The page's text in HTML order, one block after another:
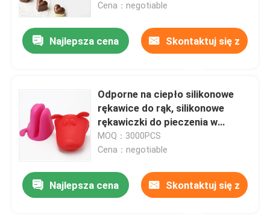
Cena：negotiable
Najlepsza cena Skontaktuj się z
Odporne na ciepło silikonowe
rękawice do rąk, silikonowe
rękawiczki do pieczenia w
kształcie małego psa
MOQ：3000PCS
Cena：negotiable
Najlepsza cena Skontaktuj się z